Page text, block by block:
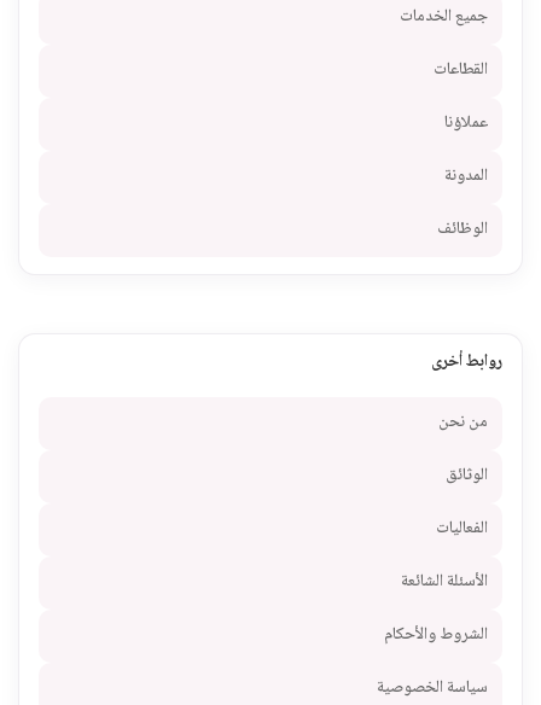
جميع الخدمات
القطاعات
عملاؤنا
المدونة
الوظائف
روابط أخرى
من نحن
الوثائق
الفعاليات
الأسئلة الشائعة
الشروط والأحكام
سياسة الخصوصية